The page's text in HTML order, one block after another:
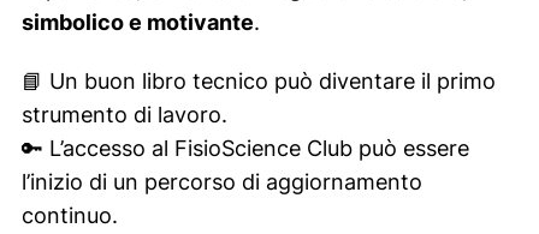
simbolico e motivante.
📘 Un buon libro tecnico può diventare il primo
strumento di lavoro.
🔑 L’accesso al FisioScience Club può essere
l’inizio di un percorso di aggiornamento
continuo.